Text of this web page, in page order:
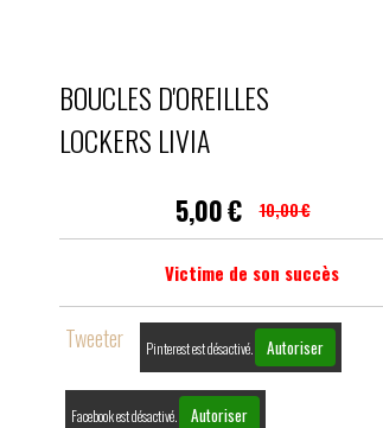
BOUCLES D'OREILLES
LOCKERS LIVIA
5,00€ 10,00€
Victime de son succès
Tweeter Pinterest est désactivé. Autoriser
Facebook est désactivé. Autoriser